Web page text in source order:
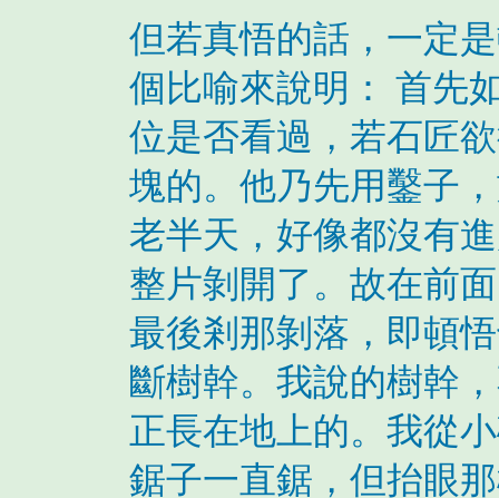
但若真悟的話，一定
個比喻來說明： 首先
位是否看過，若石匠
塊的。他乃先用鑿子
老半天，好像都沒有
整片剝開了。故在前
最後剎那剝落，即頓
斷樹幹。我說的樹幹
正長在地上的。我從
鋸子一直鋸，但抬眼